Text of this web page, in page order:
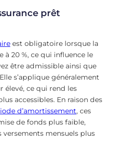
prêt
est obligatoire lorsque la
à 20 %, ce qui influence le
être admissible ainsi que
s’applique généralement
élevé, ce qui rend les
accessibles. En raison des
d’amortissement, ces
de fonds plus faible,
mensuels plus